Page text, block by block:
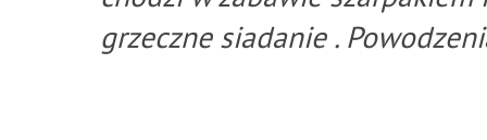
grzeczne siadanie .